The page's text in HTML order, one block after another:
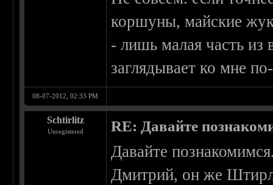
коршуны, майские
- лишь малая часть из
заглядывает ко мне
08-07-2012, 02:33 PM
Schtirlitz
Unregistered RE: Давайте
Давайте
Дмитрий, он же